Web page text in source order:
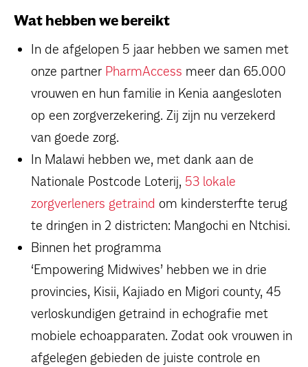
Wat hebben we bereikt
In de afgelopen 5 jaar hebben we samen met
onze partner PharmAccess meer dan 65.000
vrouwen en hun familie in Kenia aangesloten
op een zorgverzekering. Zij zijn nu verzekerd
van goede zorg.
In Malawi hebben we, met dank aan de
Nationale Postcode Loterij, 53 lokale
zorgverleners getraind om kindersterfte terug
te dringen in 2 districten: Mangochi en Ntchisi.
Binnen het programma
‘Empowering Midwives’ hebben we in drie
provincies, Kisii, Kajiado en Migori county, 45
verloskundigen getraind in echografie met
mobiele echoapparaten. Zodat ook vrouwen in
afgelegen gebieden de juiste controle en